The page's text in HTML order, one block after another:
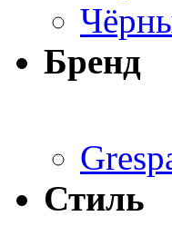
Бренд
Стиль